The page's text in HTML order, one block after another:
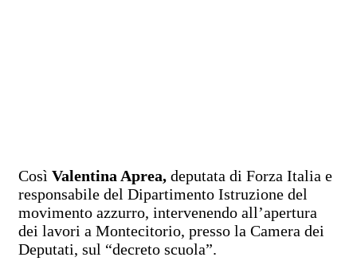
Così Valentina Aprea, deputata di Forza Italia e
responsabile del Dipartimento Istruzione del
movimento azzurro, intervenendo all’apertura
dei lavori a Montecitorio, presso la Camera dei
Deputati, sul “decreto scuola”.